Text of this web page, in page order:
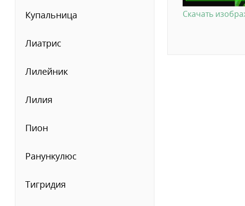
Купальница
Лиатрис
Лилейник
Лилия
Пион
Ранункулюс
Тигридия
Скачать